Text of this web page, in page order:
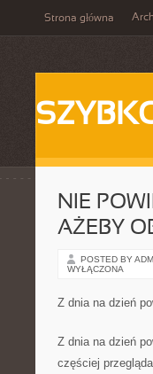
Strona główna
NIE
AŻEBY
POSTED BY
WYŁĄCZONA
Z dnia na dzień
Z dnia na dzień
częściej